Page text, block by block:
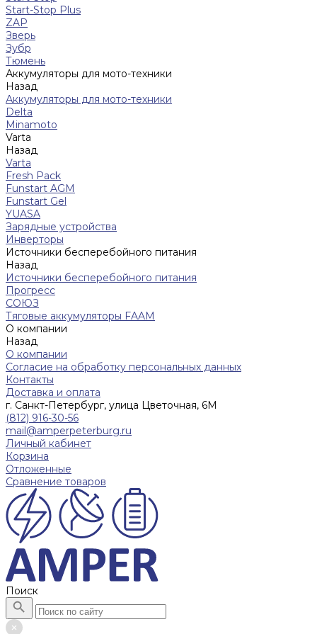
Start-Stop Plus
ZAP
Зверь
Зубр
Тюмень
Аккумуляторы для мото-техники
Назад
Аккумуляторы для мото-техники
Delta
Minamoto
Varta
Назад
Varta
Fresh Pack
Funstart AGM
Funstart Gel
YUASA
Зарядные устройства
Инверторы
Источники бесперебойного питания
Назад
Источники бесперебойного питания
Прогресс
СОЮЗ
Тяговые аккумуляторы FAAM
О компании
Назад
О компании
Согласие на обработку персональных данных
Контакты
Доставка и оплата
г. Санкт-Петербург, улица Цветочная, 6М
(812) 916-30-56
mail@amperpeterburg.ru
Личный кабинет
Корзина
Отложенные
Сравнение товаров
Поиск